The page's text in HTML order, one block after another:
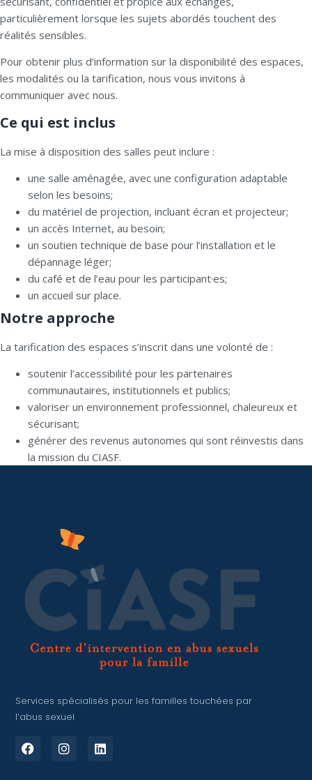
particulièrement lorsque les sujets abordés touchent des
réalités sensibles.
Pour obtenir plus d’information sur la disponibilité des espaces,
les modalités ou la tarification, nous vous invitons à
communiquer avec nous.
Ce qui est inclus
La mise à disposition des salles peut inclure :
une salle aménagée, avec une configuration adaptable
selon les besoins;
du matériel de projection, incluant écran et projecteur;
un accès Internet, au besoin;
un soutien technique de base pour l’installation et le
dépannage léger;
du café et de l’eau pour les participant·es;
un accueil sur place.
Notre approche
La tarification des espaces s’inscrit dans une volonté de :
soutenir l’accessibilité pour les partenaires
communautaires, institutionnels et publics;
valoriser un environnement professionnel, chaleureux et
sécurisant;
générer des revenus autonomes qui sont réinvestis dans
la mission du CIASF.
Services spécialisés pour les familles touchées par
l’abus sexuel